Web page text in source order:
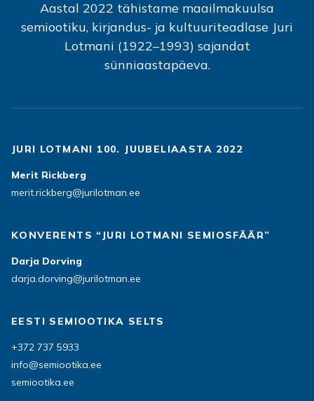
Aastal 2022 tähistame maailmakuulsa
semiootiku, kirjandus- ja kultuuriteadlase Juri
Lotmani (1922–1993) sajandat
sünniaastapäeva.
JURI LOTMANI 100. JUUBELIAASTA 2022
Merit Rickberg
merit.rickberg@jurilotman.ee
KONVERENTS “JURI LOTMANI SEMIOSFÄÄR”
Darja Dorving
darja.dorving@jurilotman.ee
EESTI SEMIOOTIKA SELTS
+372 737 5933
info@semiootika.ee
semiootika.ee